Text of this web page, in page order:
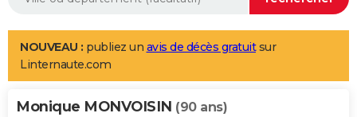
Aménagement intérieur
LIFESTYLE
Art de vivre
Bien-être
Loisirs
Mode
Modes de vie
Alimentation
Guide de la santé
Maladies
Médicaments
Sommeil
VOYAGE
NOUVEAU : publiez un avis de décès gratuitsur
Linternaute.com
Monique MONVOISIN (90 ans)